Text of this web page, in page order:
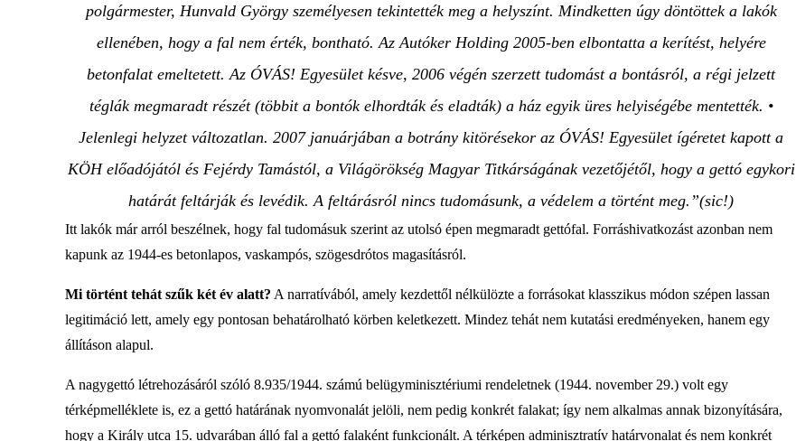
polgármester, Hunvald György személyesen tekintették meg a helyszínt. Mindketten úgy döntöttek a lakók
ellenében, hogy a fal nem érték, bontható. Az Autóker Holding 2005-ben elbontatta a kerítést, helyére
betonfalat emeltetett. Az ÓVÁS! Egyesület késve, 2006 végén szerzett tudomást a bontásról, a régi jelzett
téglák megmaradt részét (többit a bontók elhordták és eladták) a ház egyik üres helyiségébe mentették. •
Jelenlegi helyzet változatlan. 2007 januárjában a botrány kitörésekor az ÓVÁS! Egyesület ígéretet kapott a
KÖH előadójától és Fejérdy Tamástól, a Világörökség Magyar Titkárságának vezetőjétől, hogy a gettó egykori
határát feltárják és levédik. A feltárásról nincs tudomásunk, a védelem a történt meg.”(sic!)
Itt lakók már arról beszélnek, hogy fal tudomásuk szerint az utolsó épen megmaradt gettófal. Forráshivatkozást azonban nem
kapunk az 1944-es betonlapos, vaskampós, szögesdrótos magasításról.
Mi történt tehát szűk két év alatt? A narratívából, amely kezdettől nélkülözte a forrásokat klasszikus módon szépen lassan
legitimáció lett, amely egy pontosan behatárolható körben keletkezett. Mindez tehát nem kutatási eredményeken, hanem egy
állításon alapul.
A nagygettó létrehozásáról szóló 8.935/1944. számú belügyminisztériumi rendeletnek (1944. november 29.) volt egy
térképmelléklete is, ez a gettó határának nyomvonalát jelöli, nem pedig konkrét falakat; így nem alkalmas annak bizonyítására,
hogy a Király utca 15. udvarában álló fal a gettó falaként funkcionált. A térképen adminisztratív határvonalat és nem konkrét